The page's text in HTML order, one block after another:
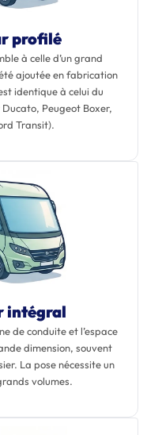
profilé
à celle d’un grand
ajoutée en fabrication
identique à celui du
Peugeot Boxer,
Transit).
intégral
de conduite et l’espace
dimension, souvent
La pose nécessite un
volumes.